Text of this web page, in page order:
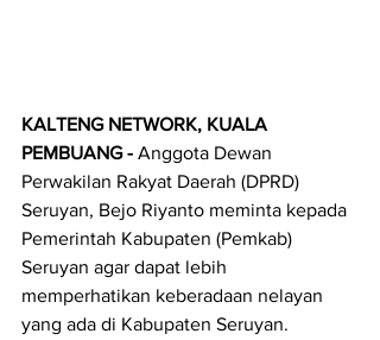
KALTENG NETWORK, KUALA
PEMBUANG - Anggota Dewan
Perwakilan Rakyat Daerah (DPRD)
Seruyan, Bejo Riyanto meminta kepada
Pemerintah Kabupaten (Pemkab)
Seruyan agar dapat lebih
memperhatikan keberadaan nelayan
yang ada di Kabupaten Seruyan.